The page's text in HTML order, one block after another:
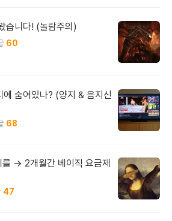
습니다! (놀람주의)
60
숨어있나? (양지 & 음지신
68
→ 2개월간 베이직 요금제
47